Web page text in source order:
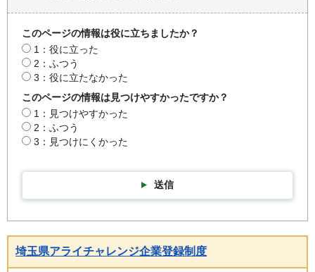
このページの情報は役に立ちましたか？
1：役に立った
2：ふつう
3：役に立たなかった
このページの情報は見つけやすかったですか？
1：見つけやすかった
2：ふつう
3：見つけにくかった
送信
埼玉県アライチャレンジ企業登録制度